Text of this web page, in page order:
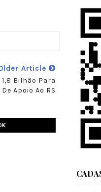
Article
Bilhão Para
Apoio Ao RS